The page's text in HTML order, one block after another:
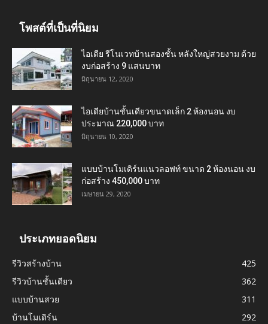
โพสต์ที่เป็นที่นิยม
ไอเดีย รีโนเวทบ้านสองชั้น หลังใหญ่สวยงาม ด้วย
งบก่อสร้าง 9 แสนบาท
มิถุนายน 12, 2020
ไอเดียบ้านชั้นเดียวขนาดเล็ก 2 ห้องนอน งบ
ประมาณ 220,000 บาท
มิถุนายน 10, 2020
แบบบ้านโมเดิร์นแนวลอฟท์ ขนาด 2 ห้องนอน งบ
ก่อสร้าง 450,000 บาท
เมษายน 29, 2020
ประเภทยอดนิยม
รีวิวสร้างบ้าน
425
รีวิวบ้านชั้นเดียว
362
แบบบ้านสวย
311
บ้านโมเดิร์น
292